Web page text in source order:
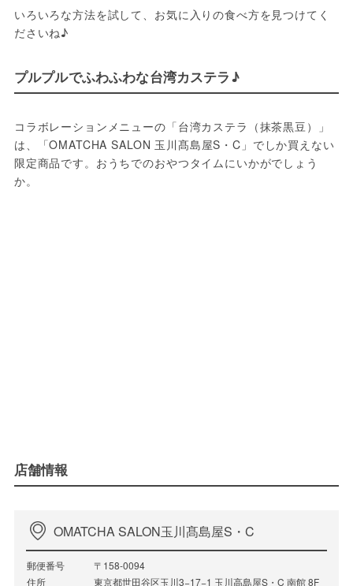
いろいろな方法を試して、お気に入りの食べ方を見つけてく
ださいね♪
プルプルでふわふわな台湾カステラ♪
コラボレーションメニューの「台湾カステラ（抹茶黒豆）」
は、「OMATCHA SALON 玉川髙島屋S・C」でしか買えない
限定商品です。おうちでのおやつタイムにいかがでしょう
か。
店舗情報
OMATCHA SALON玉川髙島屋S・C
郵便番号
〒158-0094
住所
東京都世田谷区玉川3−17−1 玉川高島屋S・C 南館 8F